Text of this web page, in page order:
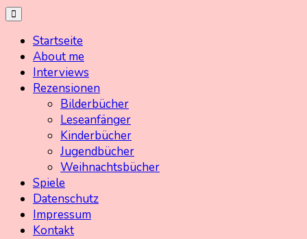
Skip
content
Kinderbuchschatz.de
Kinderbücher mit Herz
Startseite
About me
Interviews
Rezensionen
Bilderbücher
Leseanfänger
Kinderbücher
Jugendbücher
Weihnachtsbücher
Spiele
Datenschutz
Impressum
Kontakt